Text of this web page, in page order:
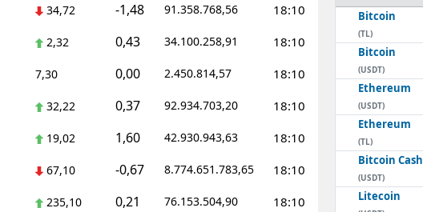
34,72 -1,48 91.358.768,56 18:10
2,32 0,43 34.100.258,91 18:10
7,30 0,00 2.450.814,57 18:10
32,22 0,37 92.934.703,20 18:10
19,02 1,60 42.930.943,63 18:10
67,10 -0,67 8.774.651.783,65 18:10
235,10 0,21 76.153.504,90 18:10
Bitcoin
(TL)
Bitcoin
(USDT)
Ethereum
(USDT)
Ethereum
(TL)
Bitcoin Cash
(USDT)
Litecoin